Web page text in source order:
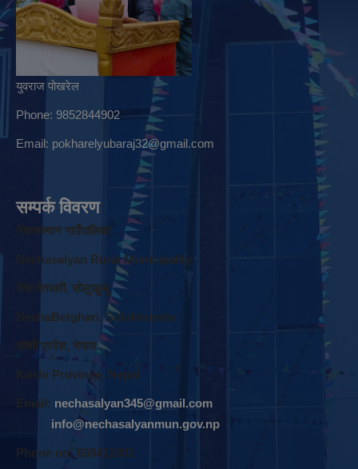
युवराज पोखरेल
Phone: 9852844902
Email: pokharelyubaraj32@gmail.com
सम्पर्क विवरण
नेचासल्यान गाउँपालिका
Nechasalyan Rural Municipality
नेचा वेतघारी, साेलुखुम्बु
NechaBetghari, Solukhumbu
काेशी प्रदेश, नेपाल
Koshi Province, Nepal
Email: nechasalyan345@gmail.com
info@nechasalyanmun.gov.np
Phone no: 038412302